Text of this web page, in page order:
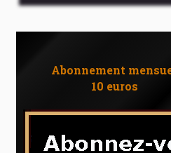
Abonnement
10 euros